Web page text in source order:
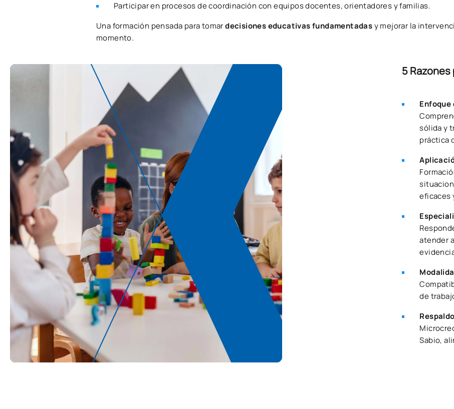
Participar en procesos de coordinación con equipos docentes, orientadores y familias.
Una formación pensada para tomardecisiones educativas fundamentadasy mejorar la
momento.
5
sólida y
práctica
eficaces
atender
de
Sabio,